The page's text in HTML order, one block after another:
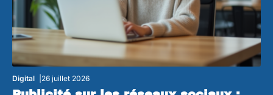
Digital 26 juillet 2026